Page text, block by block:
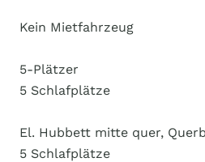
Kein Mietfahrzeug
5-Plätzer
5 Schlafplätze
El. Hubbett mitte quer,
5 Schlafplätze